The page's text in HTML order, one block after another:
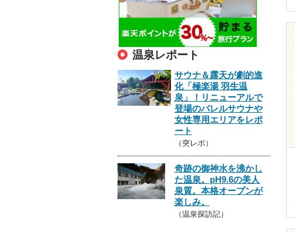
温泉レポート
サウナ＆露天が劇的進
化「極楽湯 羽生温
泉」！リニューアルで
登場のバレルサウナや
女性専用エリアをレポ
ート
（突レポ）
奇跡の御神水を沸かし
た温泉。pH9.6の美人
泉質。本格オープンが
楽しみ。
（温泉探訪記）